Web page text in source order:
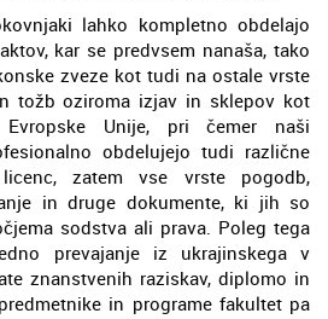
lahko kompletno obdelajo
kar se predvsem nanaša, tako
zveze kot tudi na ostale vrste
tožb oziroma izjav in sklepov kot
Unije, pri čemer naši
obdelujejo tudi različne
zatem vse vrste pogodb,
in druge dokumente, ki jih so
sodstva ali prava. Poleg tega
prevajanje iz ukrajinskega v
znanstvenih raziskav, diplomo in
in programe fakultet pa